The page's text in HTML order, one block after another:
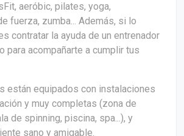
aeróbic, pilates, yoga,
fuerza, zumba... Además, si lo
contratar la ayuda de un entrenador
para acompañarte a cumplir tus
están equipados con instalaciones
y muy completas (zona de
de spinning, piscina, spa...), y
sano y amigable.